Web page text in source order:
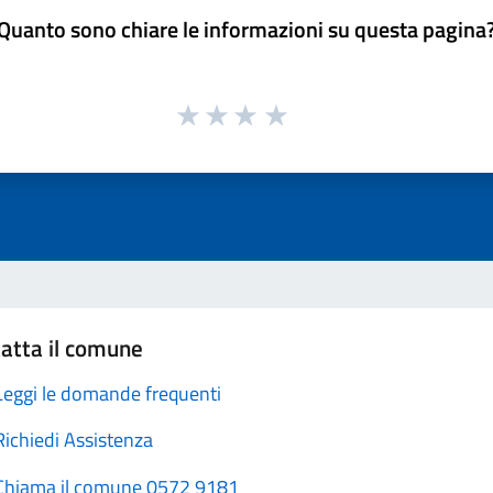
sono chiare le informazioni su questa
il comune
le domande frequenti
Assistenza
il comune 0572 9181